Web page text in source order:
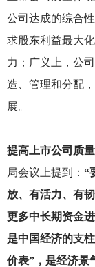
公司达成的综合
求股东利益最大
力；广义上，公
造、管理和分配
展。
提高上市公司质
局会议上提到： “
放、有活力、有
更多中长期资金
是中国经济的支
价表”，是经济景